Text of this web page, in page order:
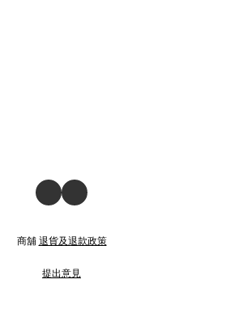
商舖 退貨及退款政策
提出意見